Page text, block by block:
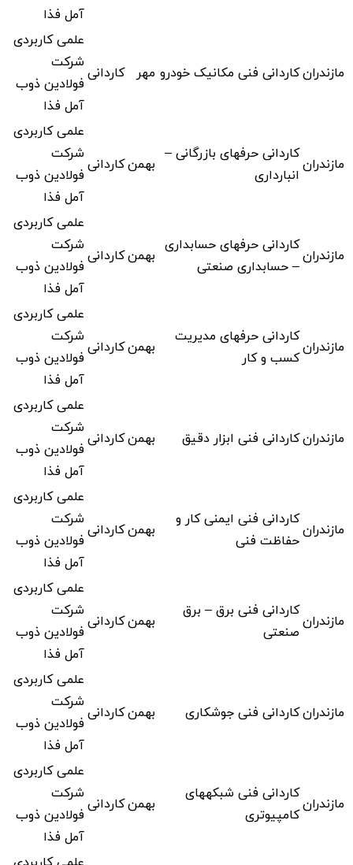
آمل فذا
مازندرانکاردانی فنی مکانیک خودرو مهر کاردانی
علمی کاربردی
شرکت
فولادین ذوب
آمل فذا
مازندرانکاردانی حرفهای بازرگانی –
انبارداری
بهمنکاردانی
علمی کاربردی
شرکت
فولادین ذوب
آمل فذا
مازندرانکاردانی حرفهای حسابداری
– حسابداری صنعتی
بهمنکاردانی
علمی کاربردی
شرکت
فولادین ذوب
آمل فذا
مازندرانکاردانی حرفهای مدیریت
کسب و کار
بهمنکاردانی
علمی کاربردی
شرکت
فولادین ذوب
آمل فذا
مازندرانکاردانی فنی ابزار دقیق بهمنکاردانی
علمی کاربردی
شرکت
فولادین ذوب
آمل فذا
مازندرانکاردانی فنی ایمنی کار و
حفاظت فنی
بهمنکاردانی
علمی کاربردی
شرکت
فولادین ذوب
آمل فذا
مازندرانکاردانی فنی برق – برق
صنعتی
بهمنکاردانی
علمی کاربردی
شرکت
فولادین ذوب
آمل فذا
مازندرانکاردانی فنی جوشکاری بهمنکاردانی
علمی کاربردی
شرکت
فولادین ذوب
آمل فذا
مازندرانکاردانی فنی شبکههای
کامپیوتری
بهمنکاردانی
علمی کاربردی
شرکت
فولادین ذوب
آمل فذا